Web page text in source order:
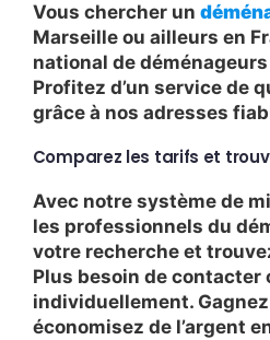
Vous chercher un
Marseille ou ailleurs en
national de
Profitez d’un service de
grâce à nos adresses
Comparez les tarifs et
Avec notre système de
les professionnels du
votre recherche et
Plus besoin de contacter
individuellement.
économisez de l’argent